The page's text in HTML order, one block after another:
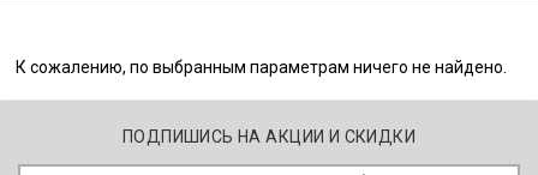
К сожалению, по выбранным параметрам ничего не найдено.
ПОДПИШИСЬ НА АКЦИИ И СКИДКИ